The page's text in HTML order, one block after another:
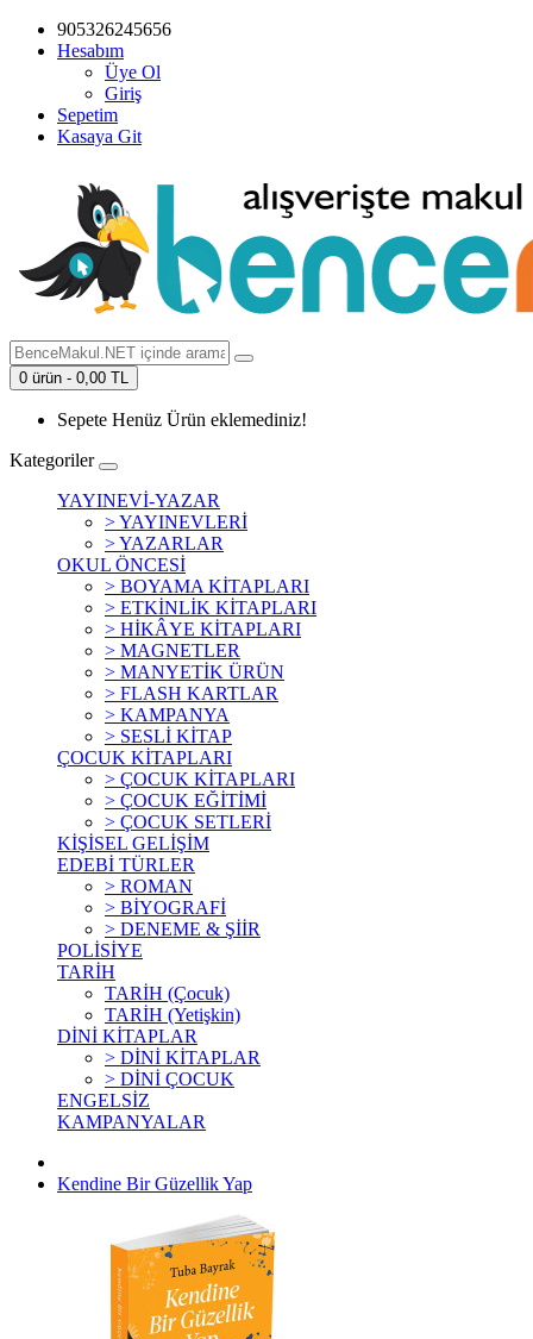
905326245656
Hesabım
Üye Ol
Giriş
Sepetim
Kasaya Git
0 ürün - 0,00 TL
Sepete Henüz Ürün eklemediniz!
Kategoriler
YAYINEVİ-YAZAR
> YAYINEVLERİ
> YAZARLAR
OKUL ÖNCESİ
> BOYAMA KİTAPLARI
> ETKİNLİK KİTAPLARI
> HİKÂYE KİTAPLARI
> MAGNETLER
> MANYETİK ÜRÜN
> FLASH KARTLAR
> KAMPANYA
> SESLİ KİTAP
ÇOCUK KİTAPLARI
> ÇOCUK KİTAPLARI
> ÇOCUK EĞİTİMİ
> ÇOCUK SETLERİ
KİŞİSEL GELİŞİM
EDEBİ TÜRLER
> ROMAN
> BİYOGRAFİ
> DENEME & ŞİİR
POLİSİYE
TARİH
TARİH (Çocuk)
TARİH (Yetişkin)
DİNİ KİTAPLAR
> DİNİ KİTAPLAR
> DİNİ ÇOCUK
ENGELSİZ
KAMPANYALAR
Kendine Bir Güzellik Yap